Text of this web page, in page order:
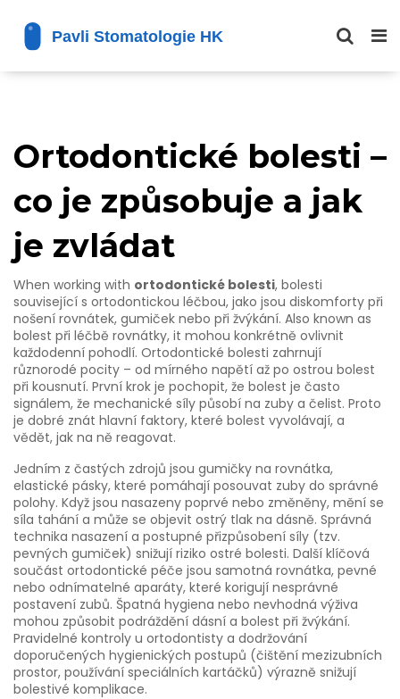
Ortodontické bolesti –
co je způsobuje a jak
je zvládat
When working with ortodontické bolesti, bolesti
související s ortodontickou léčbou, jako jsou diskomforty při
nošení rovnátek, gumiček nebo při žvýkání. Also known as
bolest při léčbě rovnátky, it mohou konkrétně ovlivnit
každodenní pohodlí. Ortodontické bolesti zahrnují
různorodé pocity – od mírného napětí až po ostrou bolest
při kousnutí. První krok je pochopit, že bolest je často
signálem, že mechanické síly působí na zuby a čelist. Proto
je dobré znát hlavní faktory, které bolest vyvolávají, a
vědět, jak na ně reagovat.
Jedním z častých zdrojů jsou gumičky na rovnátka,
elastické pásky, které pomáhají posouvat zuby do správné
polohy. Když jsou nasazeny poprvé nebo změněny, mění se
síla tahání a může se objevit ostrý tlak na dásně. Správná
technika nasazení a postupné přizpůsobení síly (tzv. ​
pevných​ gumiček) snižují riziko ostré bolesti. Další klíčová
součást ortodontické péče jsou samotná rovnátka, pevné
nebo odnímatelné aparáty, které korigují nesprávné
postavení zubů. Špatná hygiena nebo nevhodná výživa
mohou způsobit podráždění dásní a bolest při žvýkání.
Pravidelné kontroly u ortodontisty a dodržování
doporučených hygienických postupů (čištění mezizubních
prostor, používání speciálních kartáčků) výrazně snižují
bolestivé komplikace.